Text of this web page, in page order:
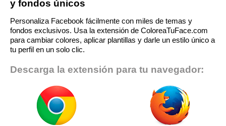
y fondos únicos
Personaliza Facebook fácilmente con miles de temas y
fondos exclusivos. Usa la extensión de ColoreaTuFace.com
para cambiar colores, aplicar plantillas y darle un estilo único a
tu perfil en un solo clic.
Descarga la extensión para tu navegador: